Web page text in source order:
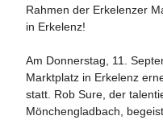
Rahmen der Erkelenzer
in Erkelenz!
Am Donnerstag, 11.
Marktplatz in Erkelenz
statt. Rob Sure, der
Mönchengladbach,